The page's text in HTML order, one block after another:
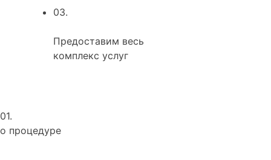
03.
Предоставим весь
комплекс услуг
01.
о процедуре